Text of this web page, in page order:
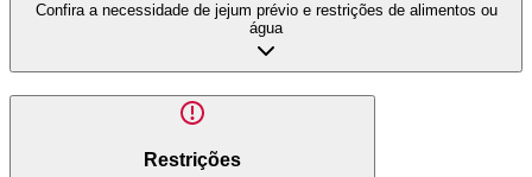
Confira a necessidade de jejum prévio e restrições de alimentos ou
água
Restrições